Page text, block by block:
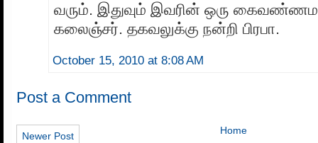
வரும். இதுவும் இவரின் ஒரு
கலைஞ்சர். தகவலுக்கு நன்றி பிரபா.
October 15, 2010 at 8:08 AM
Post a Comment
Newer Post
Home